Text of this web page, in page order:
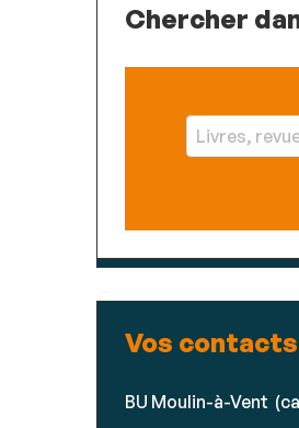
Chercher
Vos contacts
BU Moulin-à-Vent